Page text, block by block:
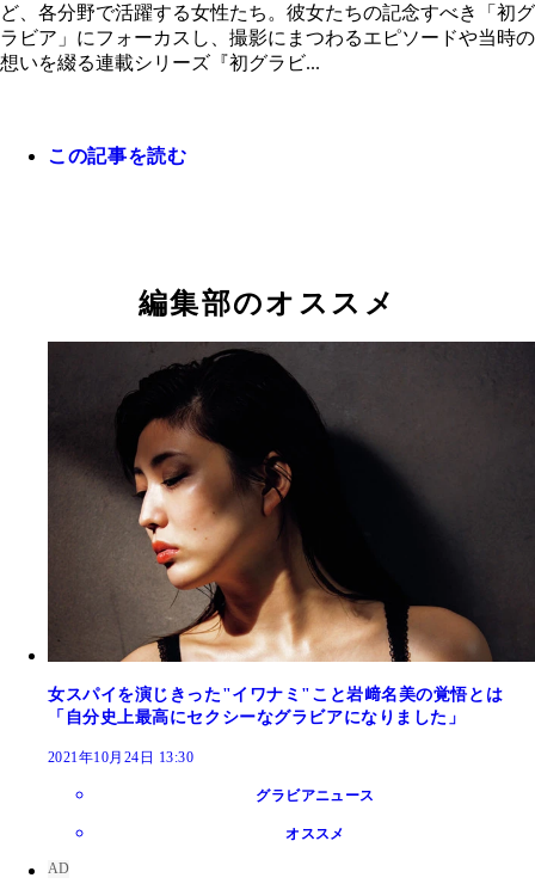
ど、各分野で活躍する女性たち。彼女たちの記念すべき「初グ
ラビア」にフォーカスし、撮影にまつわるエピソードや当時の
想いを綴る連載シリーズ『初グラビ...
この記事を読む
編集部のオススメ
女スパイを演じきった"イワナミ"こと岩﨑名美の覚悟とは
「自分史上最高にセクシーなグラビアになりました」
2021年10月24日 13:30
グラビアニュース
オススメ